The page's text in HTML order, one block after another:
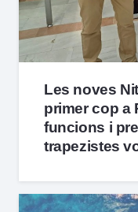
Les noves
primer cop a
funcions i
trapezistes